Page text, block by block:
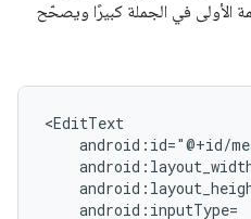
الأولى في الجملة كبيرًا ويصحّح